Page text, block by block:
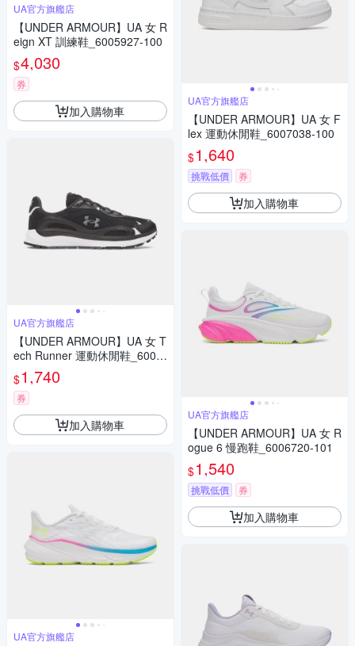
UA官方旗艦店
【UNDER ARMOUR】UA 女 R
eign XT 訓練鞋_6005927-100
$4,030
券
加入購物車
UA官方旗艦店
【UNDER ARMOUR】UA 女 T
ech Runner 運動休閒鞋_6007
575-001
$1,740
券
加入購物車
UA官方旗艦店
UA官方旗艦店
【UNDER ARMOUR】UA 女 F
lex 運動休閒鞋_6007038-100
$1,640
挑戰低價 券
加入購物車
UA官方旗艦店
【UNDER ARMOUR】UA 女 R
ogue 6 慢跑鞋_6006720-101
$1,540
挑戰低價 券
加入購物車